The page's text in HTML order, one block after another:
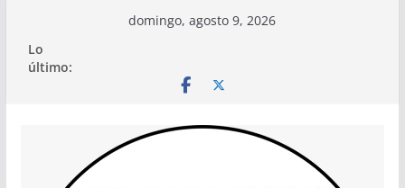
contenido
domingo, agosto 9, 2026
Lo
último: